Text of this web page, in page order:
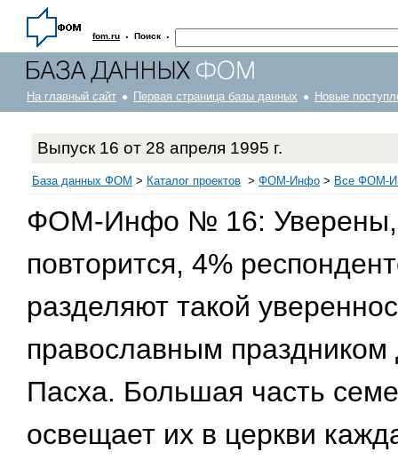
fom.ru · Поиск ·
На главный сайт Первая страница базы данных Новые
Выпуск 16 от 28 апреля 1995 г.
База данных ФОМ > Каталог проектов > ФOM-Инфо > Все ФОМ-
ФОМ-Инфо № 16: Уверены,
повторится, 4%
разделяют такой
православным
Пасха. Большая часть
освещает их в церкви